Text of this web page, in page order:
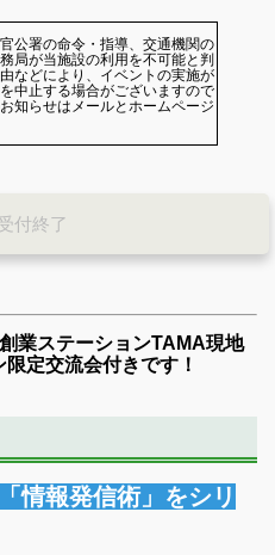
公署の命令・指導、交通機関の
局が当施設の利用を不可能と判
などにより、イベントの実施が
中止する場合がございますので
知らせはメールとホームページ
付終了
業ステーションTAMA現地
定交流会付きです！
情報発信術」をシリ